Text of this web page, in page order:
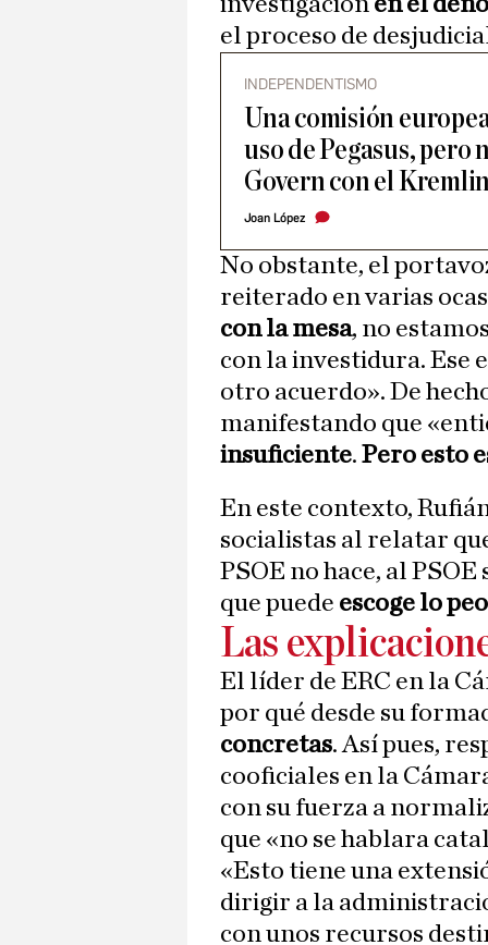
el proceso de
INDEPENDENTISMO
Una comisión
uso de Pegasus, pero
Govern con el
Joan López
No obstante, el
reiterado en varias
con la mesa, no
con la investidura. Ese
otro acuerdo». De
manifestando que
insuficiente. Pero esto
En este contexto,
socialistas al relatar
PSOE no hace, al
que puede escoge lo
Las
El líder de ERC en la
por qué desde su
concretas. Así pues,
cooficiales en la
con su fuerza a
que «no se hablara
«Esto tiene una
dirigir a la
con unos recursos